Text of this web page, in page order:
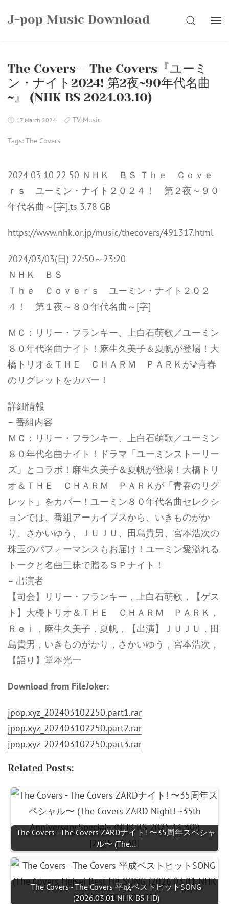
J-pop Music Download SEARCH
The Covers – The Covers『ユーミ
ン・ナイト2024! 第2夜~90年代名曲
~』 (NHK BS 2024.03.10)
17 March 2024 TV-Music
Tags: The Covers
2024 03 10 22 50 ＮＨＫ ＢＳ Ｔｈｅ Ｃｏｖｅ
ｒｓ ユーミン・ナイト２０２４！ 第２夜～９０
年代名曲～[字].ts 3.78 GB
https://www.nhk.or.jp/music/thecovers/491317.html
2024/03/03(日) 22:50～23:20
ＮＨＫ ＢＳ
Ｔｈｅ Ｃｏｖｅｒｓ ユーミン・ナイト２０２
４！ 第１夜～８０年代名曲～[字]
ＭＣ：リリー・フランキー、上白石萌歌／ユーミン
８０年代名曲ナイト！麻生久美子＆夏帆が登場！大
橋トリオ＆ＴＨＥ ＣＨＡＲＭ ＰＡＲＫが♪青春
のリグレットをカバー！
詳細情報
– 番組内容
ＭＣ：リリー・フランキー、上白石萌歌／ユーミン
８０年代名曲ナイト！ドラマ「ユーミンストーリー
ズ」とコラボ！麻生久美子＆夏帆が登場！大橋トリ
オ＆ＴＨＥ ＣＨＡＲＭ ＰＡＲＫが「青春のリグ
レット」をカバー！ユーミン８０年代名曲セレクシ
ョンでは、番組アーカイブスから、いきものがか
り、さかいゆう、ＪＵＪＵ、田島貴男、宮本浩次の
珠玉のパフォーマンスもお届け！ユーミン愛溢れる
トークと名曲三昧で贈るＳＰナイト！
– 出演者
【司会】リリー・フランキー，上白石萌歌，【ゲス
ト】大橋トリオ＆ＴＨＥ ＣＨＡＲＭ ＰＡＲＫ，
Ｒｅｉ，麻生久美子，夏帆，【出演】ＪＵＪＵ，田
島貴男，いきものがかり，さかいゆう，宮本浩次，
【語り】堂本光一
Download from FileJoker:
jpop.xyz_202403102250.part1.rar
jpop.xyz_202403102250.part2.rar
jpop.xyz_202403102250.part3.rar
Related Posts:
The Covers - The Covers ZARDナイト! 〜35周年スペシャ
ル〜 (The…
The Covers - The Covers 平成ベストヒットSONG
(2026.03.01 NHK BS HD)